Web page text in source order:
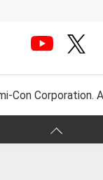
Con Corporation.